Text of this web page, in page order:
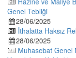
Genel Tebliği
28/06/2025
İthalatta Haksız
28/06/2025
Muhasebat Genel